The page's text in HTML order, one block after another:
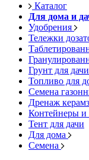
Каталог
Для дома и
Удобрения
Тележки
Грунт для дачи
Топливо для
Семена
Дренаж
Контейнеры и
Тент для дачи
Для дома
Семена